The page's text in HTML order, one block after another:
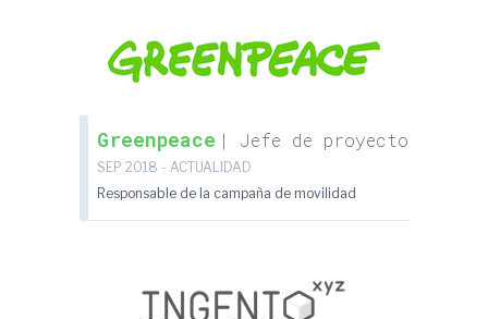
Greenpeace | Jefe de proyecto
SEP 2018 - ACTUALIDAD
Responsable de la campaña de movilidad